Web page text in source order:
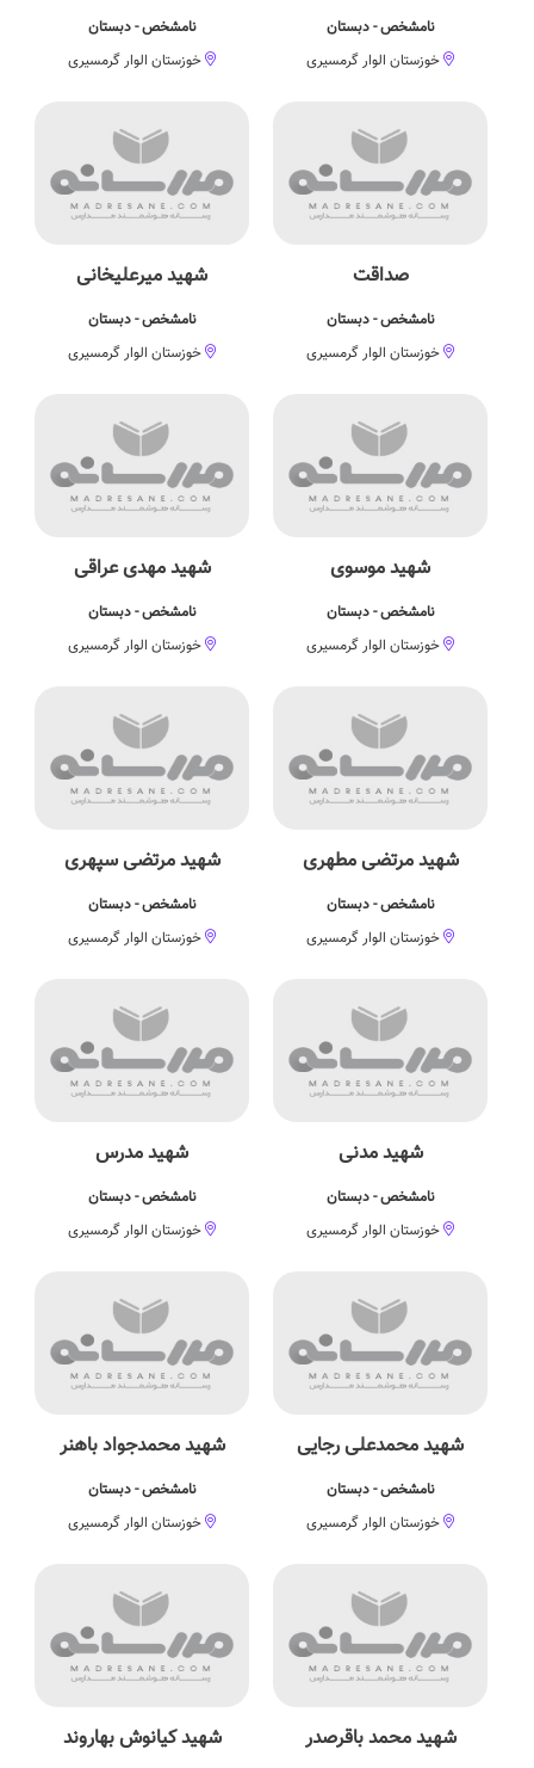
نامشخص - دبستان
خوزستان الوار گرمسیری
نامشخص - دبستان
خوزستان الوار گرمسیری
صداقت
نامشخص - دبستان
خوزستان الوار گرمسیری
شهید میرعلیخانی
نامشخص - دبستان
خوزستان الوار گرمسیری
شهید موسوی
نامشخص - دبستان
خوزستان الوار گرمسیری
شهید مهدی عراقی
نامشخص - دبستان
خوزستان الوار گرمسیری
شهید مرتضی مطهری
نامشخص - دبستان
خوزستان الوار گرمسیری
شهید مرتضی سپهری
نامشخص - دبستان
خوزستان الوار گرمسیری
شهید مدنی
نامشخص - دبستان
خوزستان الوار گرمسیری
شهید مدرس
نامشخص - دبستان
خوزستان الوار گرمسیری
شهید محمدعلی رجایی
نامشخص - دبستان
خوزستان الوار گرمسیری
شهید محمدجواد باهنر
نامشخص - دبستان
خوزستان الوار گرمسیری
شهید محمد باقرصدر شهید کیانوش بهاروند